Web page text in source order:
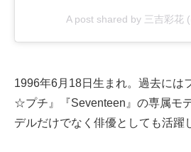
A post shared by 三吉彩花
1996年6月18日生まれ。過去には
☆プチ』『Seventeen』の専属モ
デルだけでなく俳優としても活躍